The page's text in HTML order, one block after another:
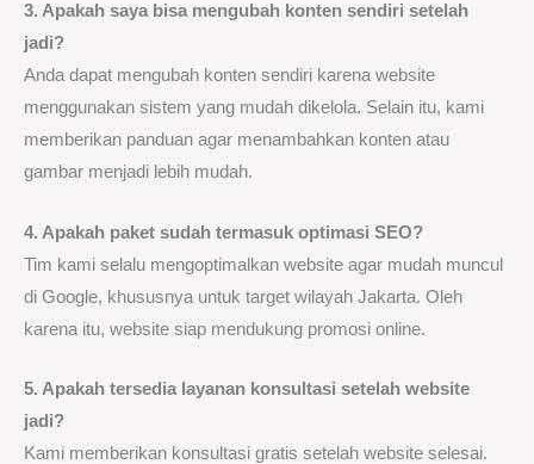
3. Apakah saya bisa mengubah konten sendiri setelah
jadi?
Anda dapat mengubah konten sendiri karena website
menggunakan sistem yang mudah dikelola. Selain itu, kami
memberikan panduan agar menambahkan konten atau
gambar menjadi lebih mudah.
4. Apakah paket sudah termasuk optimasi SEO?
Tim kami selalu mengoptimalkan website agar mudah muncul
di Google, khususnya untuk target wilayah Jakarta. Oleh
karena itu, website siap mendukung promosi online.
5. Apakah tersedia layanan konsultasi setelah website
jadi?
Kami memberikan konsultasi gratis setelah website selesai.